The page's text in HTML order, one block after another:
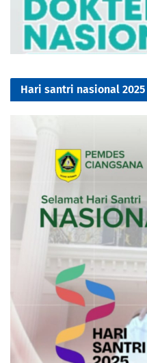
Hari santri nasional 2025